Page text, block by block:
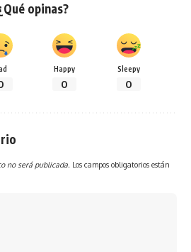
opinas?
Happy
0
Sleepy
0
no será publicada. Los campos obligatorios están